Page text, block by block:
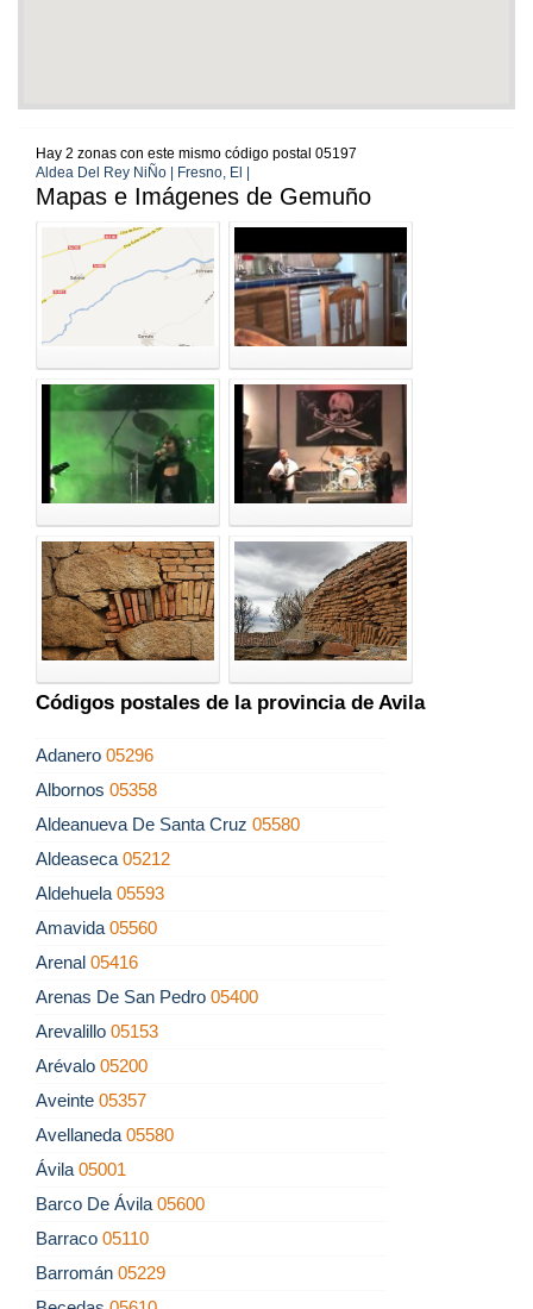
Hay 2 zonas con este mismo código postal 05197
Aldea Del Rey NiÑo | Fresno, El |
Mapas e Imágenes de Gemuño
Códigos postales de la provincia de Avila
Adanero 05296
Albornos 05358
Aldeanueva De Santa Cruz 05580
Aldeaseca 05212
Aldehuela 05593
Amavida 05560
Arenal 05416
Arenas De San Pedro 05400
Arevalillo 05153
Arévalo 05200
Aveinte 05357
Avellaneda 05580
Ávila 05001
Barco De Ávila 05600
Barraco 05110
Barromán 05229